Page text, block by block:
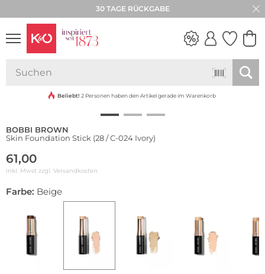
30 TAGE RÜCKGABE
VIBES
Beliebt! 2 Personen haben den Artikel gerade im Warenkorb
BOBBI BROWN
Skin Foundation Stick (28 / C-024 Ivory)
61,00
inkl. Mwst zzgl. Versandkosten
Farbe: Beige